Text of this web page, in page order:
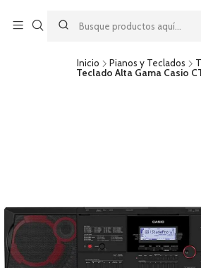
descuento por pago
por una compra mínima de $49.990. Este
acumulable a otras promociones ni aplicable
Inicio Pianos y Teclados
Teclado Alta Gama Casio